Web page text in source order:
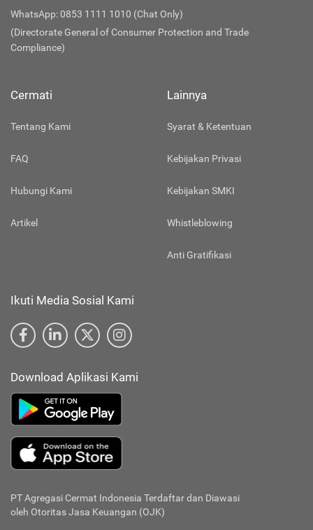
WhatsApp: 0853 1111 1010 (Chat Only)
(Directorate General of Consumer Protection and Trade
Compliance)
Cermati
Tentang Kami
FAQ
Hubungi Kami
Artikel
Lainnya
Syarat & Ketentuan
Kebijakan Privasi
Kebijakan SMKI
Whistleblowing
Anti Gratifikasi
Ikuti Media Sosial Kami
Download Aplikasi Kami
PT Agregasi Cermat Indonesia Terdaftar dan Diawasi
oleh Otoritas Jasa Keuangan (OJK)